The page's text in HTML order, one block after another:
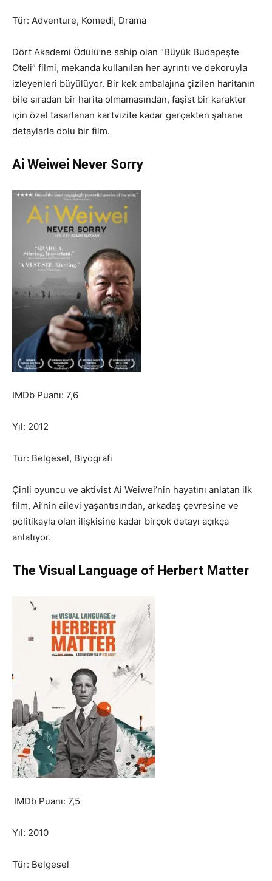
Tür: Adventure, Komedi, Drama
Dört Akademi Ödülü’ne sahip olan “Büyük Budapeşte
Oteli” filmi, mekanda kullanılan her ayrıntı ve dekoruyla
izleyenleri büyülüyor. Bir kek ambalajına çizilen haritanın
bile sıradan bir harita olmamasından, faşist bir karakter
için özel tasarlanan kartvizite kadar gerçekten şahane
detaylarla dolu bir film.
Ai Weiwei Never Sorry
IMDb Puanı: 7,6
Yıl: 2012
Tür: Belgesel, Biyografi
Çinli oyuncu ve aktivist Ai Weiwei’nin hayatını anlatan ilk
film, Ai’nin ailevi yaşantısından, arkadaş çevresine ve
politikayla olan ilişkisine kadar birçok detayı açıkça
anlatıyor.
The Visual Language of Herbert Matter
IMDb Puanı: 7,5
Yıl: 2010
Tür: Belgesel